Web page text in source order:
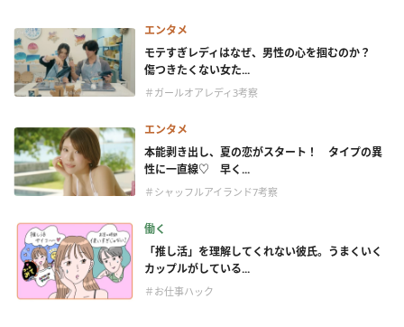
エンタメ
モテすぎレディはなぜ、男性の心を掴むのか？
傷つきたくない女た...
＃ガールオアレディ3考察
エンタメ
本能剥き出し、夏の恋がスタート！ タイプの異
性に一直線♡ 早く...
＃シャッフルアイランド7考察
働く
「推し活」を理解してくれない彼氏。うまくいく
カップルがしている...
＃お仕事ハック